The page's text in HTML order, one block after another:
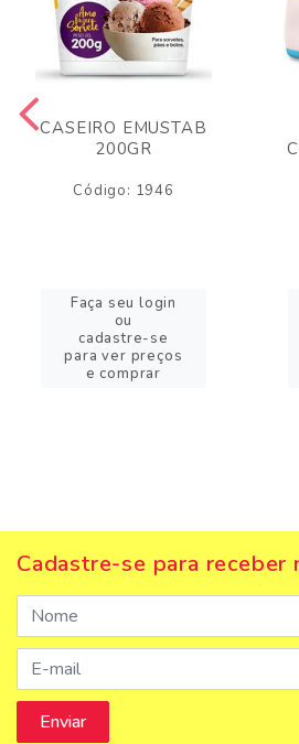
CASEIRO EMUSTAB
200GR
Código: 1946
Faça seu login
ou
cadastre-se
para ver preços
e comprar
Cadastre-se para receber